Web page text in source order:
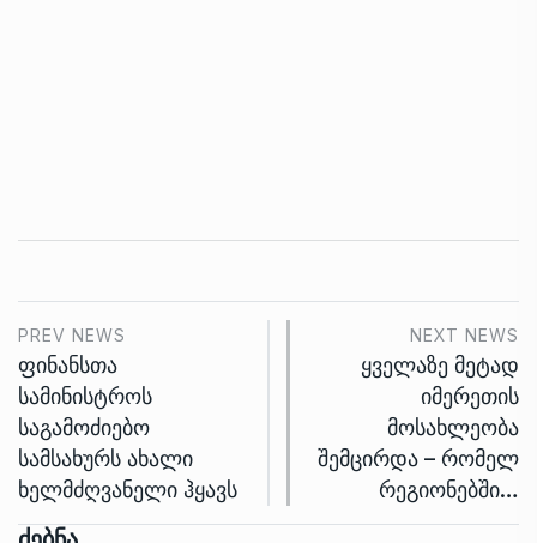
PREV NEWS
ფინანსთა
სამინისტროს
საგამოძიებო
სამსახურს ახალი
ხელმძღვანელი ჰყავს
NEXT NEWS
ყველაზე მეტად
იმერეთის
მოსახლეობა
შემცირდა – რომელ
რეგიონებში…